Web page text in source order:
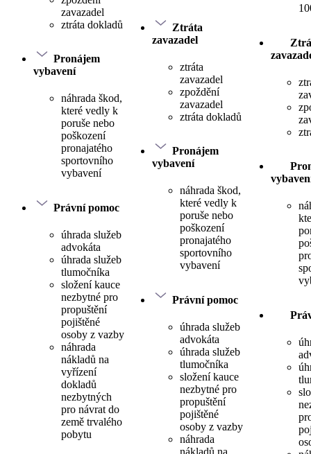
zavazadel
ztráta dokladů
Pronájem
vybavení
náhrada škod,
které vedly k
poruše nebo
poškození
pronajatého
sportovního
vybavení
Právní pomoc
úhrada služeb
advokáta
úhrada služeb
tlumočníka
složení kauce
nezbytné pro
propuštění
pojištěné
osoby z vazby
náhrada
nákladů na
vyřízení
dokladů
nezbytných
pro návrat do
země trvalého
pobytu
Ztráta
zavazadel
ztráta
zavazadel
zpoždění
zavazadel
ztráta dokladů
Pronájem
vybavení
náhrada škod,
které vedly k
poruše nebo
poškození
pronajatého
sportovního
vybavení
Právní pomoc
úhrada služeb
advokáta
úhrada služeb
tlumočníka
složení kauce
nezbytné pro
propuštění
pojištěné
osoby z vazby
náhrada
nákladů na